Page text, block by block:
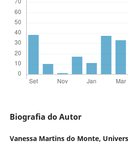
Biografia do Autor
Vanessa Martins do Monte,